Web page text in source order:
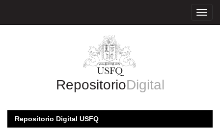
RepositorioDigital
Repositorio Digital USFQ